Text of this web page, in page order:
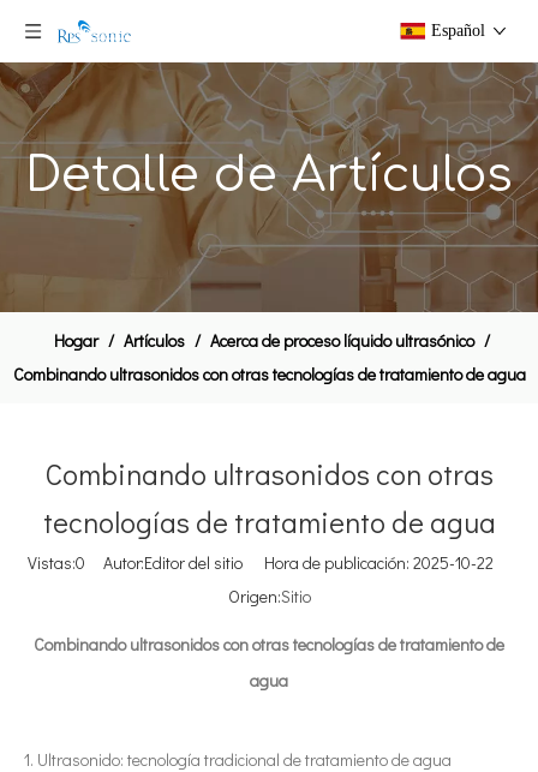
Español
Detalle de Artículos
Hogar / Artículos / Acerca de proceso líquido ultrasónico /
Combinando ultrasonidos con otras tecnologías de tratamiento de agua
Combinando ultrasonidos con otras
tecnologías de tratamiento de agua
Vistas:0 Autor:Editor del sitio Hora de publicación: 2025-10-22
Origen:Sitio
Combinando ultrasonidos con otras tecnologías de tratamiento de
agua
1. Ultrasonido: tecnología tradicional de tratamiento de agua